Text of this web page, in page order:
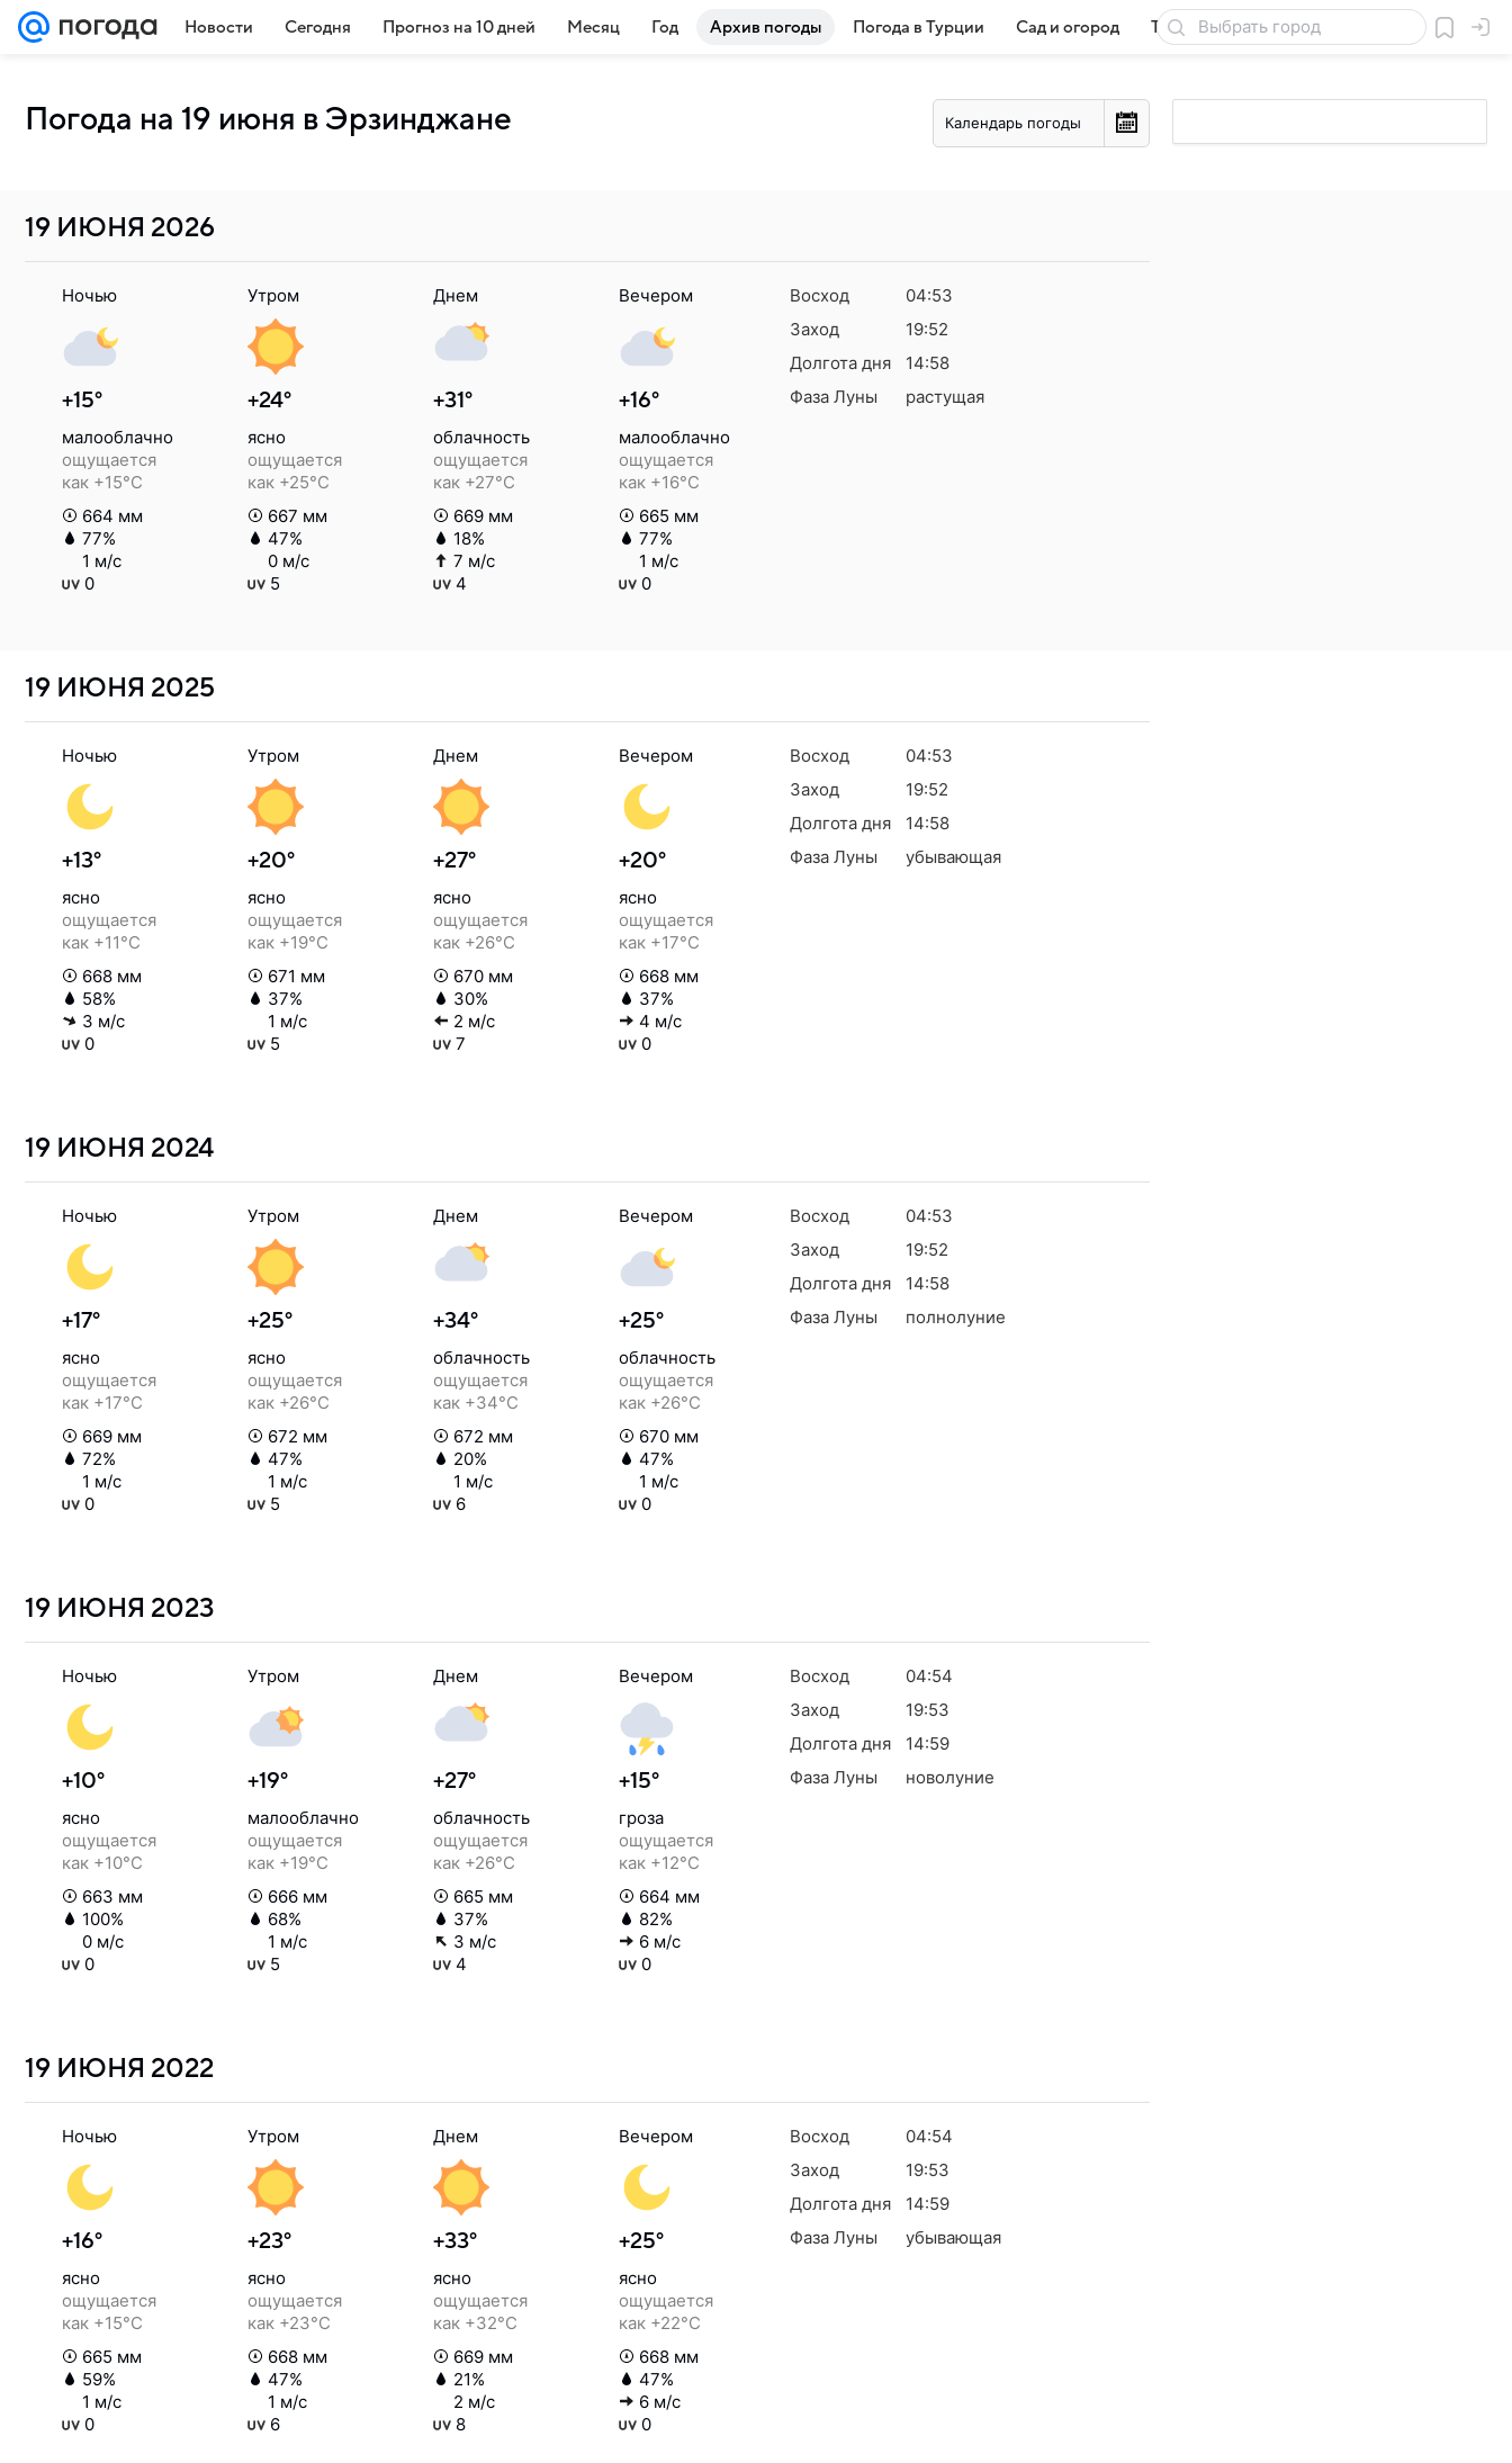
Новости Сегодня Прогноз на 10 дней Месяц Год Архив погоды Погода в Турции Сад и огород Товары для дачи
Погода на 19 июня в Эрзинджане Календарь погоды
19 ИЮНЯ 2026
Ночью
+15°
малооблачно
ощущается
как +15°C
664 мм
77%
1 м/с
0
Утром
+24°
ясно
ощущается
как +25°C
667 мм
47%
0 м/с
5
Днем
+31°
облачность
ощущается
как +27°C
669 мм
18%
7 м/с
4
Вечером
+16°
малооблачно
ощущается
как +16°C
665 мм
77%
1 м/с
0
Восход
04:53
Заход
19:52
Долгота дня
14:58
Фаза Луны
растущая
19 ИЮНЯ 2025
Ночью
+13°
ясно
ощущается
как +11°C
668 мм
58%
3 м/с
0
Утром
+20°
ясно
ощущается
как +19°C
671 мм
37%
1 м/с
5
Днем
+27°
ясно
ощущается
как +26°C
670 мм
30%
2 м/с
7
Вечером
+20°
ясно
ощущается
как +17°C
668 мм
37%
4 м/с
0
Восход
04:53
Заход
19:52
Долгота дня
14:58
Фаза Луны
убывающая
19 ИЮНЯ 2024
Ночью
+17°
ясно
ощущается
как +17°C
669 мм
72%
1 м/с
0
Утром
+25°
ясно
ощущается
как +26°C
672 мм
47%
1 м/с
5
Днем
+34°
облачность
ощущается
как +34°C
672 мм
20%
1 м/с
6
Вечером
+25°
облачность
ощущается
как +26°C
670 мм
47%
1 м/с
0
Восход
04:53
Заход
19:52
Долгота дня
14:58
Фаза Луны
полнолуние
19 ИЮНЯ 2023
Ночью
+10°
ясно
ощущается
как +10°C
663 мм
100%
0 м/с
0
Утром
+19°
малооблачно
ощущается
как +19°C
666 мм
68%
1 м/с
5
Днем
+27°
облачность
ощущается
как +26°C
665 мм
37%
3 м/с
4
Вечером
+15°
гроза
ощущается
как +12°C
664 мм
82%
6 м/с
0
Восход
04:54
Заход
19:53
Долгота дня
14:59
Фаза Луны
новолуние
19 ИЮНЯ 2022
Ночью
+16°
ясно
ощущается
как +15°C
665 мм
59%
1 м/с
0
Утром
+23°
ясно
ощущается
как +23°C
668 мм
47%
1 м/с
6
Днем
+33°
ясно
ощущается
как +32°C
669 мм
21%
2 м/с
8
Вечером
+25°
ясно
ощущается
как +22°C
668 мм
47%
6 м/с
0
Восход
04:54
Заход
19:53
Долгота дня
14:59
Фаза Луны
убывающая